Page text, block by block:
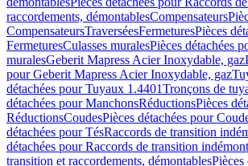
raccordements, démontablesCompensateurs
CompensateursTraverséesFermeturesPièces
FermeturesCulasses muralesPièces détachées
muralesGeberit Mapress Acier Inoxydable, gaz
pour Geberit Mapress Acier Inoxydable, gaz
détachées pour Tuyaux 1.4401Tronçons de
détachées pour ManchonsRéductionsPièces
RéductionsCoudesPièces détachées pour
détachées pour TésRaccords de transition
détachées pour Raccords de transition
transition et raccordements, démontablesPièces